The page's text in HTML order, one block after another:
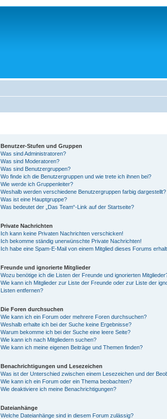
Benutzer-Stufen und Gruppen
Was sind Administratoren?
Was sind Moderatoren?
Was sind Benutzergruppen?
Wo finde ich die Benutzergruppen und wie trete ich ihnen bei?
Wie werde ich Gruppenleiter?
Weshalb werden verschiedene Benutzergruppen farbig dargestellt?
Was ist eine Hauptgruppe?
Was bedeutet der „Das Team“-Link auf der Startseite?
Private Nachrichten
Ich kann keine Privaten Nachrichten verschicken!
Ich bekomme ständig unerwünschte Private Nachrichten!
Ich habe eine Spam-E-Mail von einem Mitglied dieses Forums
Freunde und ignorierte Mitglieder
Wozu benötige ich die Listen der Freunde und ignorierten
Wie kann ich Mitglieder zur Liste der Freunde oder zur Liste der
Listen entfernen?
Die Foren durchsuchen
Wie kann ich ein Forum oder mehrere Foren durchsuchen?
Weshalb erhalte ich bei der Suche keine Ergebnisse?
Warum bekomme ich bei der Suche eine leere Seite?
Wie kann ich nach Mitgliedern suchen?
Wie kann ich meine eigenen Beiträge und Themen finden?
Benachrichtigungen und Lesezeichen
Was ist der Unterschied zwischen einem Lesezeichen und der
Wie kann ich ein Forum oder ein Thema beobachten?
Wie deaktiviere ich meine Benachrichtigungen?
Dateianhänge
Welche Dateianhänge sind in diesem Forum zulässig?